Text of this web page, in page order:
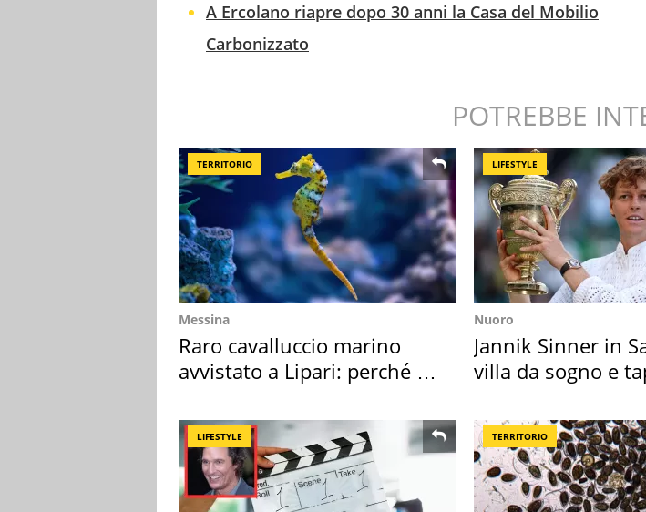
A Ercolano riapre dopo 30 anni la Casa del Mobilio
Carbonizzato
POTREBBE
TERRITORIO
Messina
Raro cavalluccio marino
avvistato a Lipari: perché è
LIFESTYLE
Nuoro
Jannik Sinner in
villa da sogno e
LIFESTYLE TERRITORIO